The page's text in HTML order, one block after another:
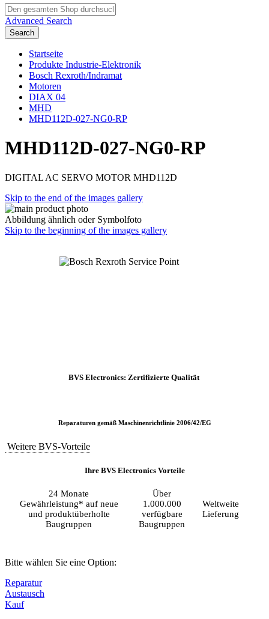
Advanced Search
Search
Startseite
Produkte Industrie-Elektronik
Bosch Rexroth/Indramat
Motoren
DIAX 04
MHD
MHD112D-027-NG0-RP
MHD112D-027-NG0-RP
DIGITAL AC SERVO MOTOR MHD112D
Skip to the end of the images gallery
Abbildung ähnlich oder Symbolfoto
Skip to the beginning of the images gallery
BVS Electronics: Zertifizierte Qualität
Reparaturen gemäß Maschinenrichtlinie 2006/42/EG
Weitere BVS-Vorteile
Ihre BVS Electronics Vorteile
24 Monate
Gewährleistung* auf neue
und produktüberholte
Baugruppen
Über
1.000.000
verfügbare
Baugruppen
Weltweite
Lieferung
Bitte wählen Sie eine Option:
Reparatur
Austausch
Kauf